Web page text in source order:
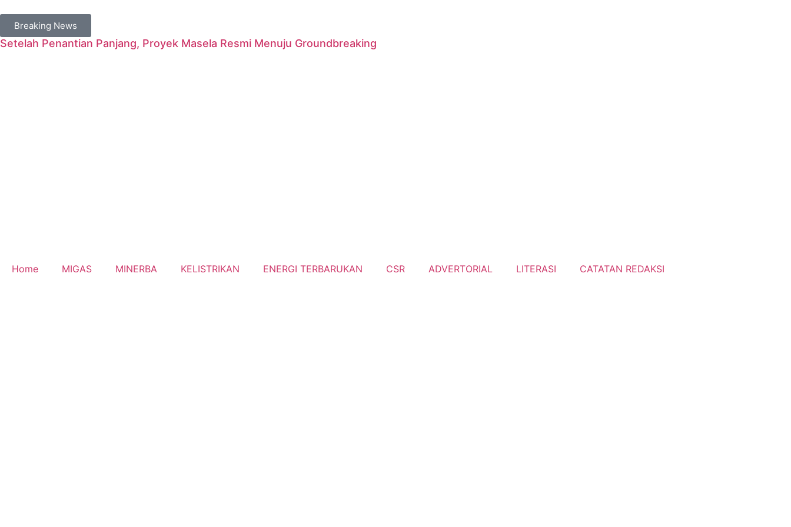
Breaking News
Setelah Penantian Panjang, Proyek Masela Resmi Menuju Groundbreaking
Home MIGAS MINERBA KELISTRIKAN ENERGI TERBARUKAN CSR ADVERTORIAL LITERASI CATATAN REDAKSI